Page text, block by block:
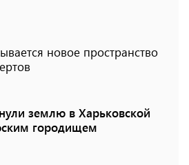
новое пространство
землю в Харьковской
городищем